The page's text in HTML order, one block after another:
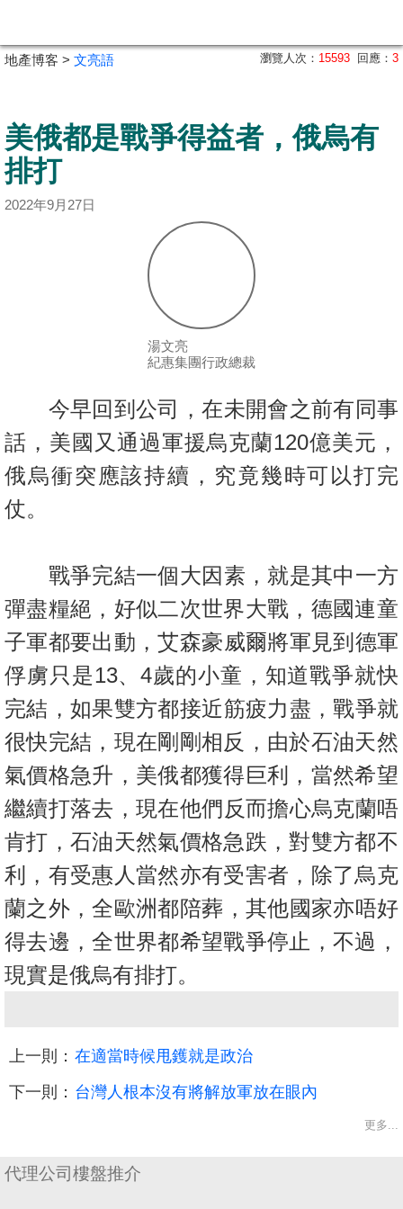
搵
樓/
成
交
揭
地
產
產
新
聞
數
據
公
佈
置
業
手
冊
關
於
我
地產博客 > 文亮語 瀏覽人次： 15593 回應： 3
美俄都是戰爭得益者，俄烏有
排打
2022年9月27日
湯文亮
紀惠集團行政總裁
今早回到公司，在未開會之前有同事
話，美國又通過軍援烏克蘭120億美元，
俄烏衝突應該持續，究竟幾時可以打完
仗。
戰爭完結一個大因素，就是其中一方
彈盡糧絕，好似二次世界大戰， 德國連童
子軍都要出動，艾森豪威爾將軍見到德軍
俘虜只是13、4歲的小童，知道戰爭就快
完結，如果雙方都接近筋疲力盡，戰爭就
很快完結，現在剛剛相反，由於石油天然
氣價格急升，美俄都獲得巨利 ，當然希望
繼續打落去，現在他們反而擔心烏克蘭唔
肯打， 石油天然氣價格急跌，對雙方都不
利，有受惠人當然亦有受害者， 除了烏克
蘭之外，全歐洲都陪葬，其他國家亦唔好
得去邊，全世界都希望戰爭停止，不過，
現實是俄烏有排打。
上一則： 在適當時候甩鑊就是政治
下一則： 台灣人根本沒有將解放軍放在眼內
更多...
代理公司樓盤推介